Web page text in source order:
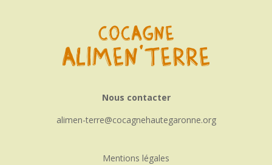
Nous contacter
alimen-terre
cocagnehautegaronne.org
Mentions légales